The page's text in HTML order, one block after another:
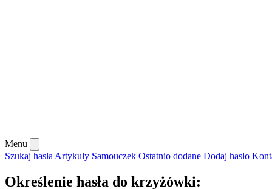
Menu
Szukaj hasła Artykuły Samouczek Ostatnio dodane Dodaj hasło
Określenie hasła do krzyżówki: